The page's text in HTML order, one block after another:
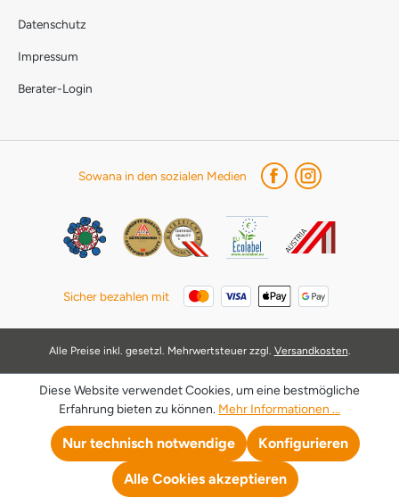
Datenschutz
Impressum
Berater-Login
Sowana in den sozialen Medien
Sicher bezahlen mit
Alle Preise inkl. gesetzl. Mehrwertsteuer zzgl. Versandkosten.
Diese Website verwendet Cookies, um eine bestmögliche
Erfahrung bieten zu können. Mehr Informationen ...
Nur technisch notwendige Konfigurieren
Alle Cookies akzeptieren